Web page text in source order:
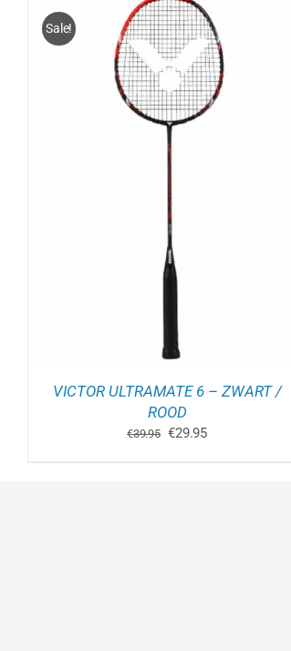
Sale!
VICTOR ULTRAMATE 6 – ZWART /
ROOD
€39.95 Oorspronkelijke
€29.95Huidige